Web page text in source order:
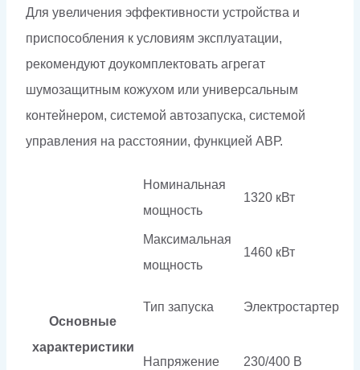
Для увеличения эффективности устройства и
приспособления к условиям эксплуатации,
рекомендуют доукомплектовать агрегат
шумозащитным кожухом или универсальным
контейнером, системой автозапуска, системой
управления на расстоянии, функцией АВР.
Основные
характеристики
Номинальная
мощность
1320 кВт
Максимальная
мощность
1460 кВт
Тип запуска Электростартер
Напряжение 230/400 В